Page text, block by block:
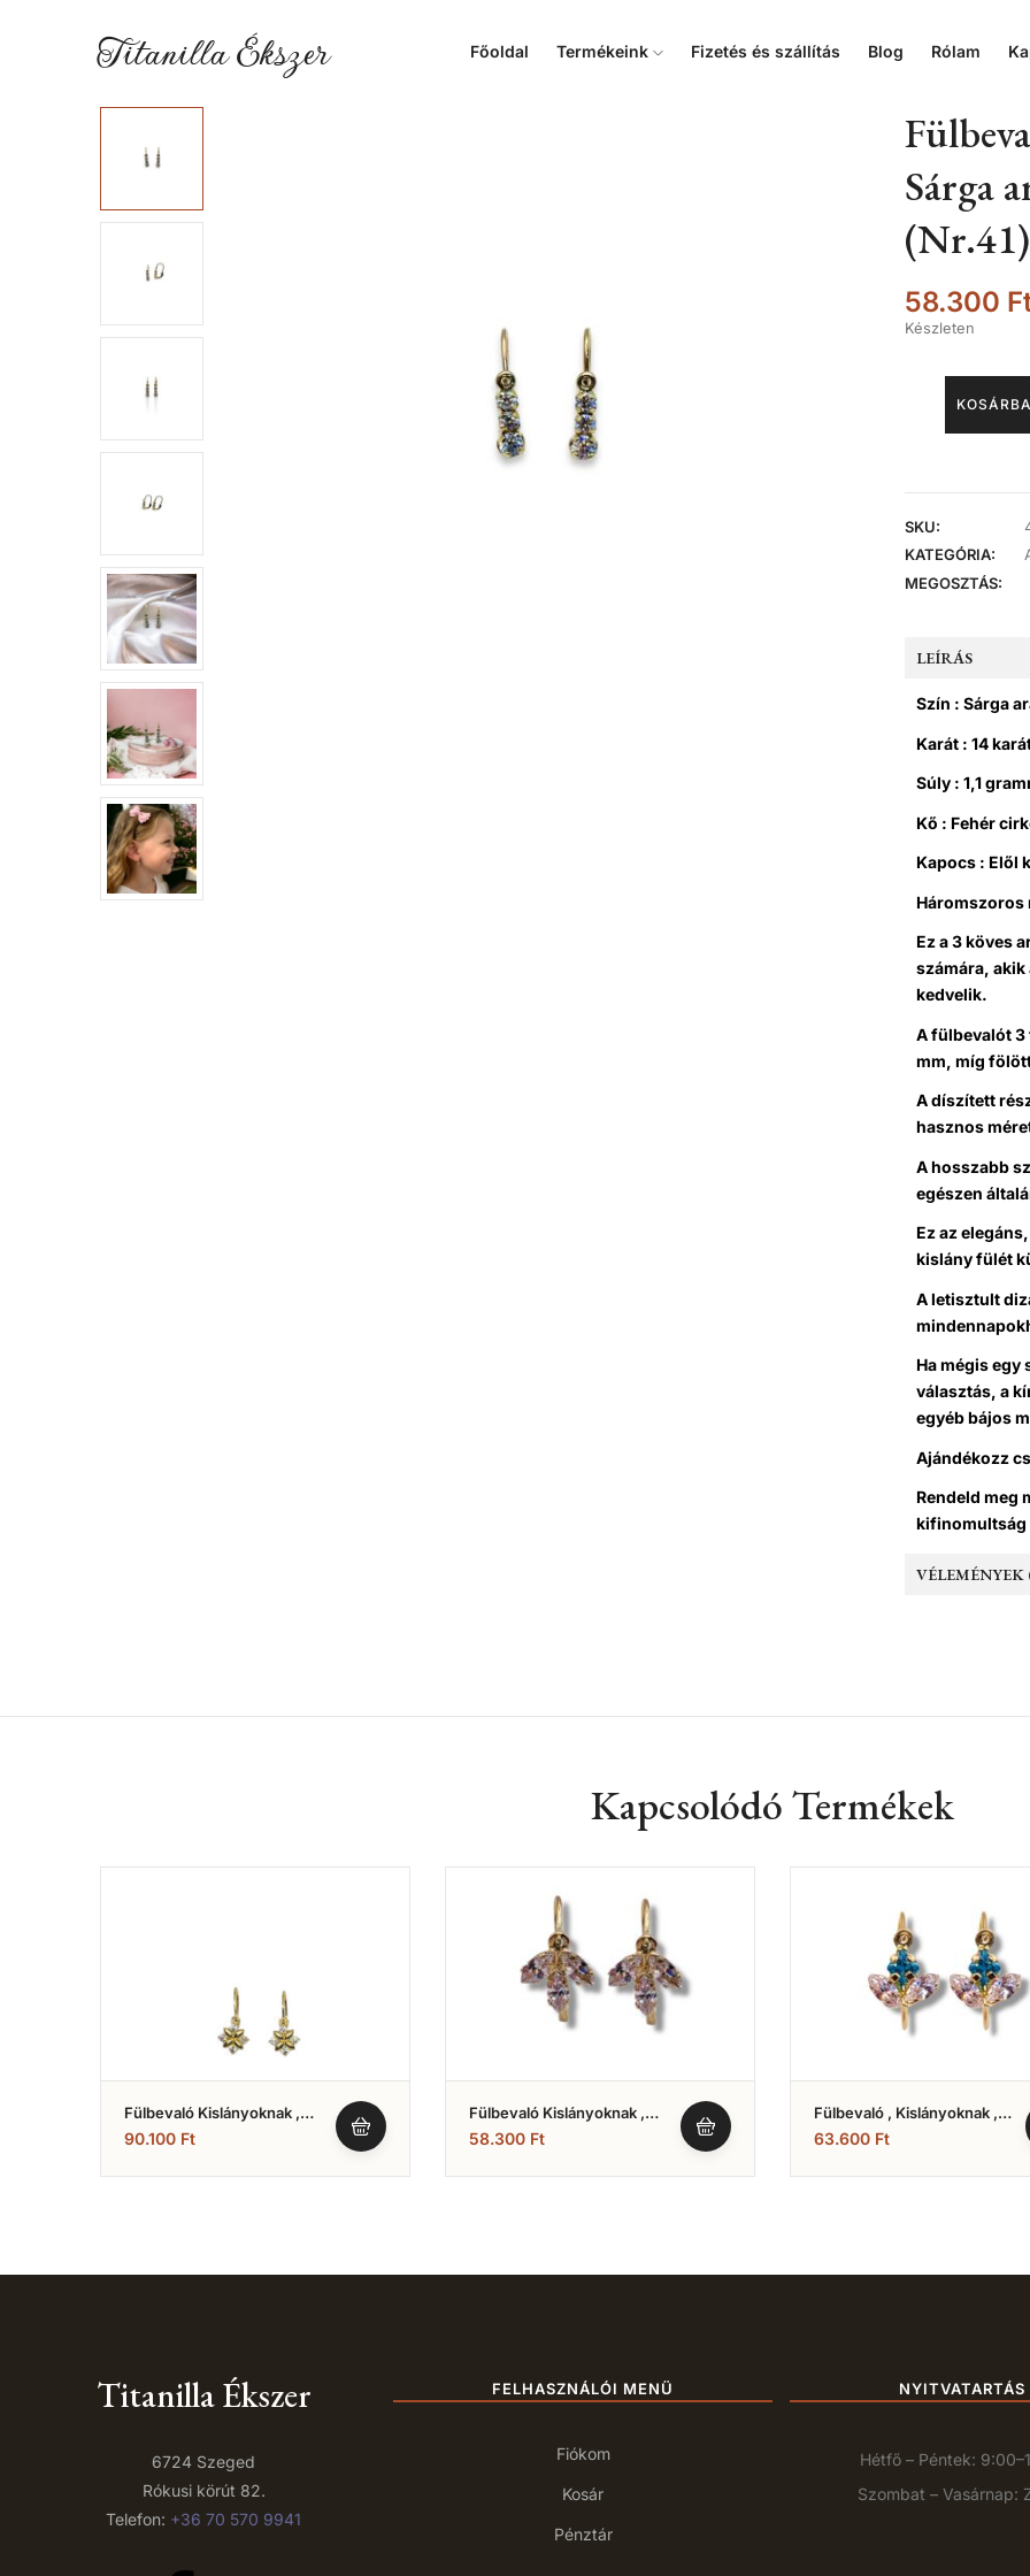
Titanilla Ékszer Főoldal Termékeink Fizetés és szállítás Blog Rólam
Sárga
(Nr.41)
58.300
Készleten
SKU:
KATEGÓRIA:
MEGOSZTÁS:
LEÍRÁS
Szín : Sárga
Karát : 14
Súly : 1,1
Kő : Fehér
Kapocs : Elől
Háromszoros
Ez a 3 köves
számára,
kedvelik.
A fülbevalót 3
mm, míg
A díszített
hasznos
A hosszabb
egészen
Ez az
kislány fülét
A letisztult
Ha mégis egy
választás, a
egyéb bájos
Ajándékozz
Rendeld meg
kifinomultság
VÉLEMÉNYEK
Kapcsolódó Termékek
Fülbevaló Kislányoknak ,
Virágos Fehér Köves (Nr.26)
90.100 Ft
Fülbevaló Kislányoknak ,
Sárga Arany Fehér Köves
(Nr.18)
58.300 Ft
Fülbevaló , Kislányoknak ,
Világos Kék És Fehér
Kövekkel (Nr.7)
63.600 Ft
Titanilla Ékszer
6724 Szeged
Rókusi körút 82.
Telefon: +36 70 570 9941
FELHASZNÁLÓI MENÜ
Fiókom
Kosár
Pénztár
NYITVATARTÁS
Hétfő – Péntek:
Szombat – Vasárnap: